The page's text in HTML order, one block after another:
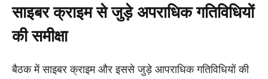
साइबर क्राइम से जुड़े अपराधिक गतिविधियों
की समीक्षा
बैठक में साइबर क्राइम और इससे जुड़े आपराधिक गतिविधियों की